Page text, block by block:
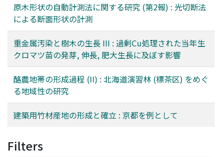
原木形状の自動計測法に関する研究 (第2報) : 光切断法
による断面形状の計測
重金属汚染と樹木の生長 III : 過剰Cu処理された当年生
クロマツ苗の発芽, 伸長, 肥大生長に及ぼす影響
酪農地帯の形成過程 (II) : 北海道演習林 (標茶区) をめぐ
る地域性の研究
建築用竹材産地の形成と確立 : 京都を例として
Filters